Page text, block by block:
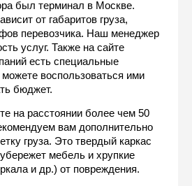
был терминал в Москве.
от габаритов груза,
перевозчика. Наш менеджер
услуг. Также на сайте
есть специальные
воспользоваться ими
бюджет.
на расстоянии более чем 50
вам дополнительно
груза. Это твердый каркас
мебель и хрупкие
и др.) от повреждения.